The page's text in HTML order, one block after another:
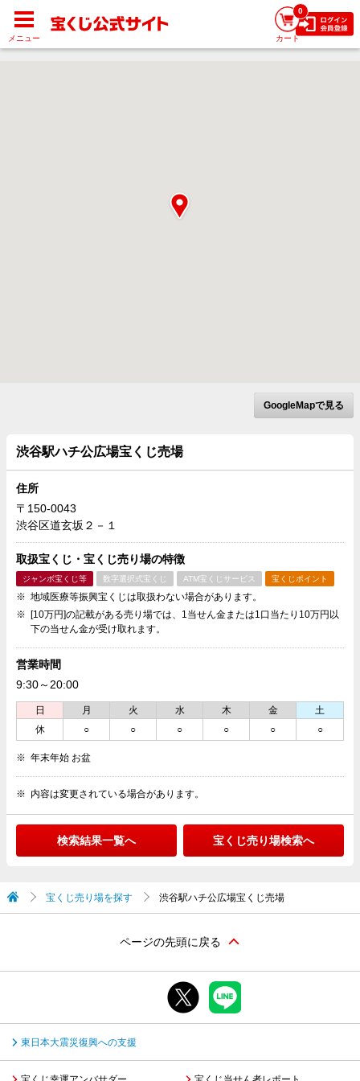
GoogleMapで見る
渋谷駅ハチ公広場宝くじ売場
住所
〒150-0043
渋谷区道玄坂２－１
取扱宝くじ・宝くじ売り場の特徴
ジャンボ宝くじ等 数字選択式宝くじ ATM宝くじサービス 宝くじポイント
地域医療等振興宝くじは取扱わない場合があります。
[10万円]の記載がある売り場では、1当せん金または1口当たり10万円以
下の当せん金が受け取れます。
営業時間
9:30～20:00
日 月 火 水 木 金
土
休
○ ○ ○ ○ ○ ○
年末年始 お盆
内容は変更されている場合があります。
検索結果一覧へ 宝くじ売り場検索へ
宝くじ売り場を探す 渋谷駅ハチ公広場宝くじ売場
ページの先頭に戻る
東日本大震災復興への支援
メニュー
0
カート